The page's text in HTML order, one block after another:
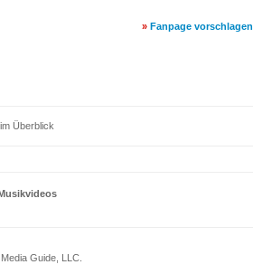
» Fanpage vorschlagen
Überblick
Guide, LLC.